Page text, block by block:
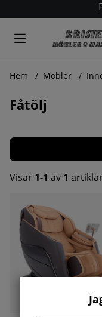
Hem Möbler
Fåtölj
Visar 1-1 av 1